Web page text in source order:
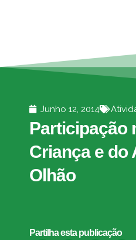
Junho 12, 2014
Participação
Criança e do
Olhão
Partilha esta publicação